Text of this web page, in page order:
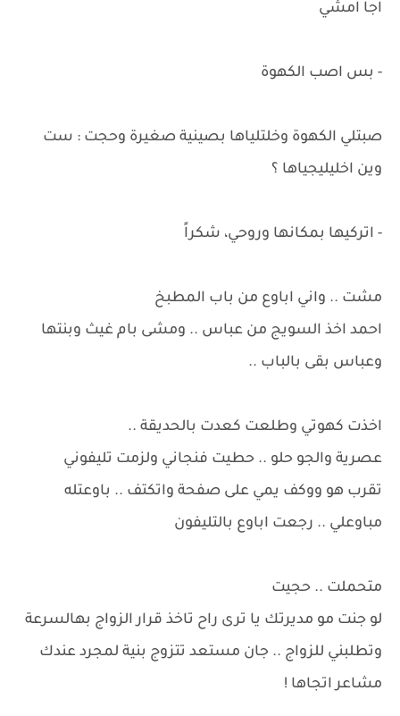
اجا امشي
- بس اصب الكهوة
صبتلي الكهوة وخلتلياها بصينية صغيرة وحجت : ست
وين اخليليجياها ؟
- اتركيها بمكانها وروحي، شكراً
مشت .. واني اباوع من باب المطبخ
احمد اخذ السويج من عباس .. ومشى بام غيث وبنتها
وعباس بقى بالباب ..
اخذت كهوتي وطلعت كعدت بالحديقة ..
عصرية والجو حلو .. حطيت فنجاني ولزمت تليفوني
تقرب هو ووكف يمي على صفحة واتكتف .. باوعتله
مباوعلي .. رجعت اباوع بالتليفون
متحملت .. حجيت
لو جنت مو مديرتك يا ترى راح تاخذ قرار الزواج بهالسرعة
وتطلبني للزواج .. جان مستعد تتزوج بنية لمجرد عندك
مشاعر اتجاها !